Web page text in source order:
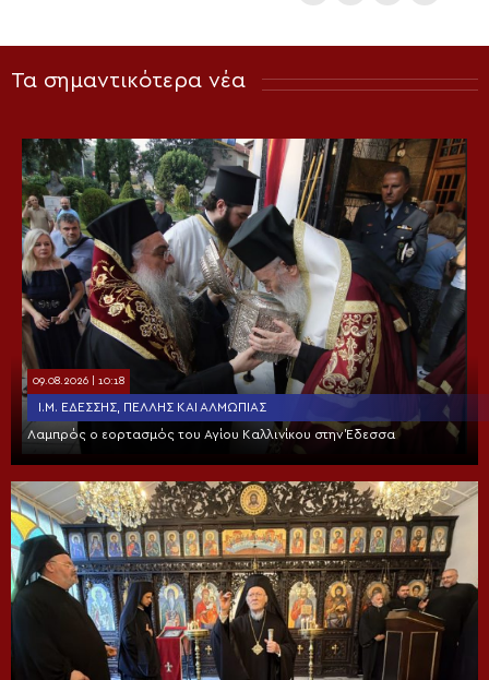
Τα σημαντικότερα νέα
09.08.2026 | 10:18
Ι.Μ. ΕΔΈΣΣΗΣ, ΠΈΛΛΗΣ ΚΑΙ ΑΛΜΩΠΊΑΣ
Λαμπρός ο εορτασμός του Αγίου Καλλινίκου στην Έδεσσα